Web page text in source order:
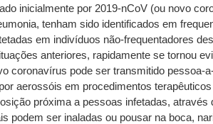
inicialmente por 2019-nCoV (ou novo
tenham sido identificados em
em indivíduos não-frequentadores
anteriores, rapidamente se tornou
coronavírus pode ser transmitido
aerossóis em procedimentos
próxima a pessoas infetadas,
podem ser inaladas ou pousar na boca,